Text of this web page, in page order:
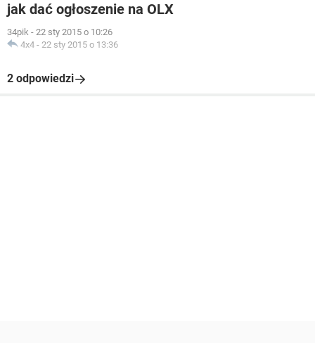
jak dać ogłoszenie na OLX
34pik - 22 sty 2015 o 10:26
4x4 - 22 sty 2015 o 13:36
2 odpowiedzi